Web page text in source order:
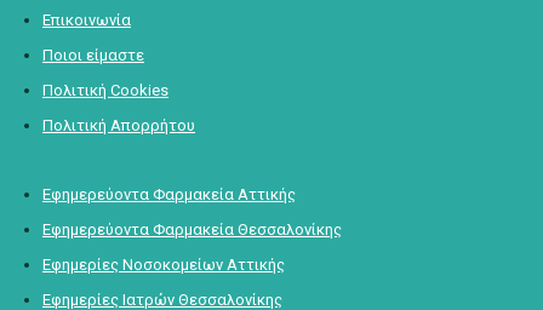
Επικοινωνία
Ποιοι είμαστε
Πολιτική Cookies
Πολιτική Απορρήτου
Εφημερεύοντα Φαρμακεία Αττικής
Εφημερεύοντα Φαρμακεία Θεσσαλονίκης
Εφημερίες Νοσοκομείων Αττικής
Εφημερίες Ιατρών Θεσσαλονίκης